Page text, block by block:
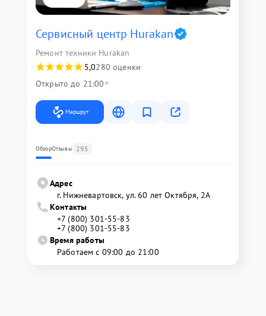
Сервисный центр Hurakan
Ремонт техники Hurakan
5,0280 оценки
Открыто до 21:00
Маршрут
ОбзорОтзывы 295
Адрес
г. Нижневартовск, ул. 60 лет Октября, 2А
Контакты
+7 (800) 301-55-83
+7 (800) 301-55-83
Время работы
Работаем с 09:00 до 21:00